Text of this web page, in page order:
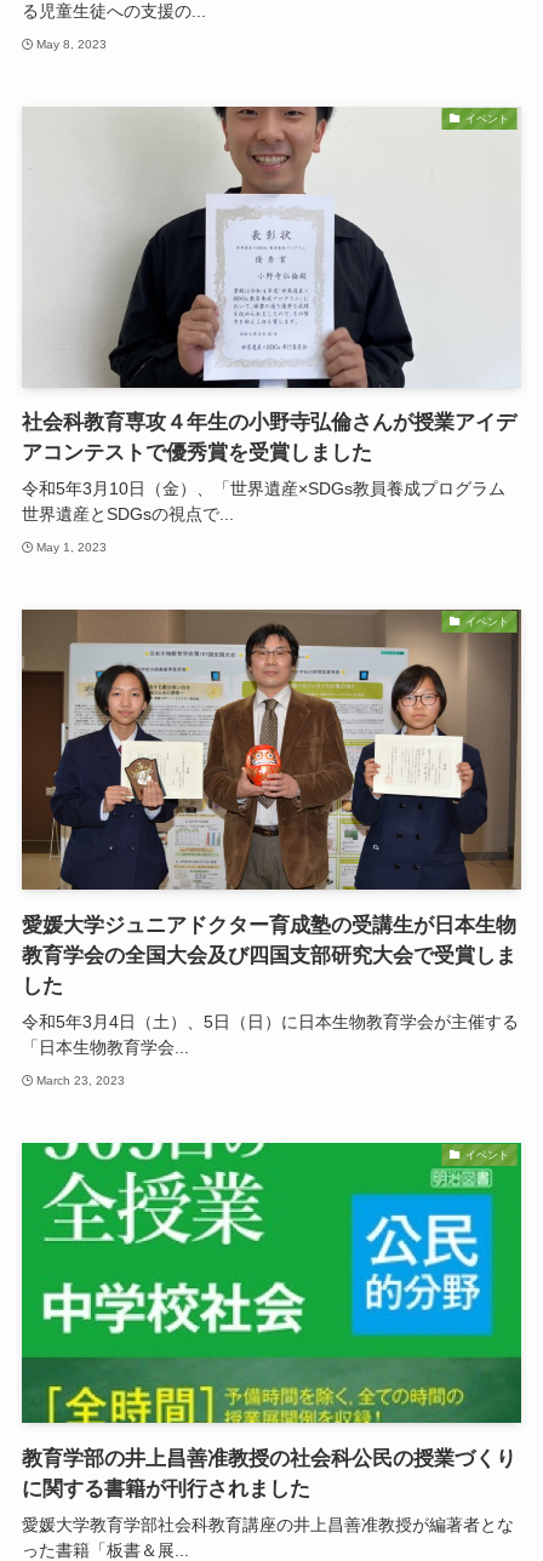
る児童生徒への支援の...
May 8, 2023
イベント
社会科教育専攻４年生の小野寺弘倫さんが授業アイデ
アコンテストで優秀賞を受賞しました
令和5年3月10日（金）、「世界遺産×SDGs教員養成プログラム
世界遺産とSDGsの視点で...
May 1, 2023
イベント
愛媛大学ジュニアドクター育成塾の受講生が日本生物
教育学会の全国大会及び四国支部研究大会で受賞しま
した
令和5年3月4日（土）、5日（日）に日本生物教育学会が主催する
「日本生物教育学会...
March 23, 2023
イベント
教育学部の井上昌善准教授の社会科公民の授業づくり
に関する書籍が刊行されました
愛媛大学教育学部社会科教育講座の井上昌善准教授が編著者とな
った書籍「板書＆展...